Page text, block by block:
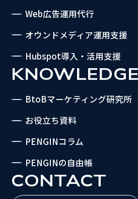
Web広告運用代行
オウンドメディア運用支援
Hubspot導入・活用支援
KNOWLEDGE
BtoBマーケティング研究所
お役立ち資料
PENGINコラム
PENGINの自由帳
CONTACT